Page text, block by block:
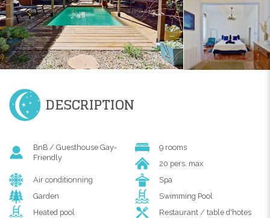
DESCRIPTION
BnB / Guesthouse Gay-
Friendly
9 rooms
20 pers. max
Air conditionning
Spa
Garden
Swimming Pool
Heated pool
Restaurant / table d'hotes